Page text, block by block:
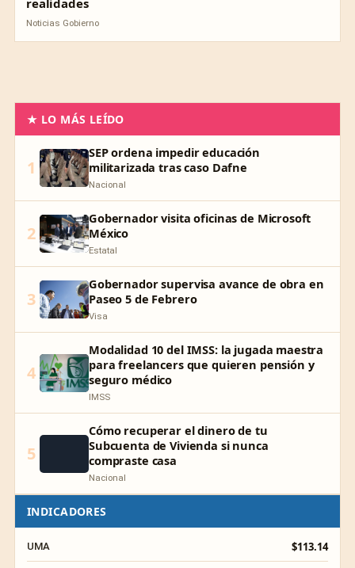
realidades
Noticias Gobierno
★ LO MÁS LEÍDO
1
SEP ordena impedir educación
militarizada tras caso Dafne
Nacional
2
Gobernador visita oficinas de Microsoft
México
Estatal
3
Gobernador supervisa avance de obra en
Paseo 5 de Febrero
Visa
4
Modalidad 10 del IMSS: la jugada maestra
para freelancers que quieren pensión y
seguro médico
IMSS
5
Cómo recuperar el dinero de tu
Subcuenta de Vivienda si nunca
compraste casa
Nacional
INDICADORES
UMA $113.14